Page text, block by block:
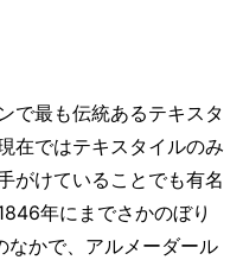
で最も伝統あるテキスタ
在ではテキスタイルのみ
がけていることでも有名
年にまでさかのぼり
なかで、アルメーダール